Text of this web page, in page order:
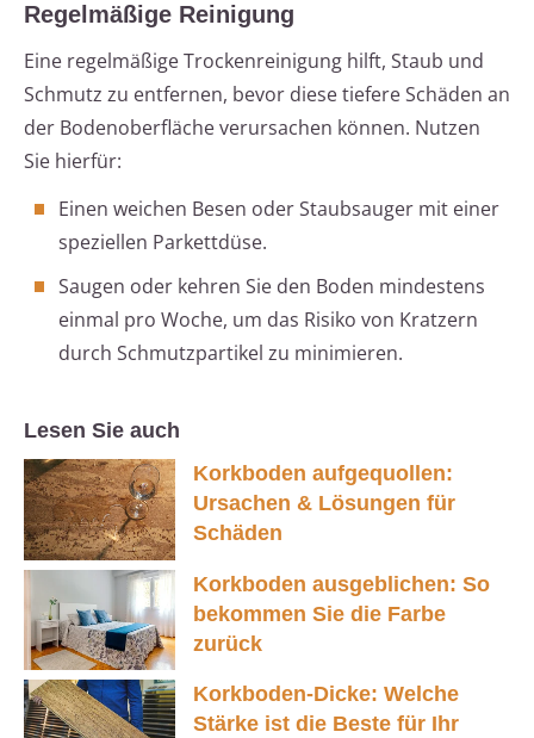
Regelmäßige Reinigung
Eine regelmäßige Trockenreinigung hilft, Staub und
Schmutz zu entfernen, bevor diese tiefere Schäden an
der Bodenoberfläche verursachen können. Nutzen
Sie hierfür:
Einen weichen Besen oder Staubsauger mit einer
speziellen Parkettdüse.
Saugen oder kehren Sie den Boden mindestens
einmal pro Woche, um das Risiko von Kratzern
durch Schmutzpartikel zu minimieren.
Lesen Sie auch
Korkboden aufgequollen:
Ursachen & Lösungen für
Schäden
Korkboden ausgeblichen: So
bekommen Sie die Farbe
zurück
Korkboden-Dicke: Welche
Stärke ist die Beste für Ihr